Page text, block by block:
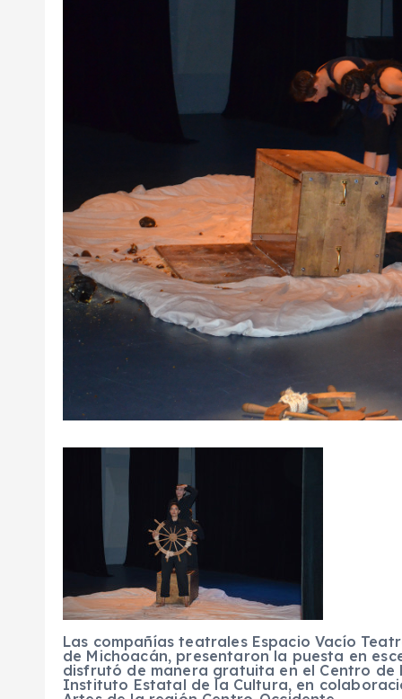
Las compañías teatrales Espacio Vacío
de Michoacán, presentaron la puesta en
disfrutó de manera gratuita en el Centro
Instituto Estatal de la Cultura, en